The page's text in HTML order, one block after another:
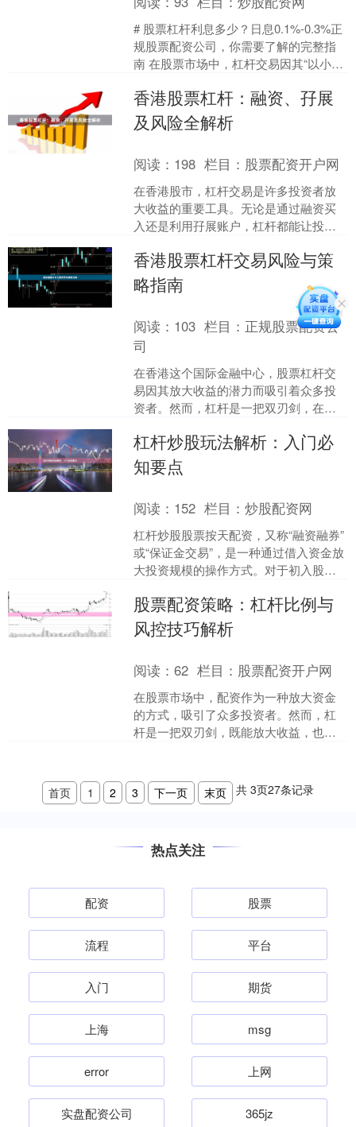
# 股票杠杆利息多少？日息0.1%-0.3%正
规股票配资公司，你需要了解的完整指
南 在股票市场中，杠杆交易因其“以小博
最关心....
香港股票杠杆：融资、孖展
及风险全解析
阅读： 198 栏目： 股票配资开户网
在香港股市，杠杆交易是许多投资者放
大收益的重要工具。无论是通过融资买
入还是利用孖展账户，杠杆都能让投资
然而，高回报往往伴随着高....
香港股票杠杆交易风险与策
略指南
阅读： 103 栏目： 正规股票配资公
司
在香港这个国际金融中心，股票杠杆交
易因其放大收益的潜力而吸引着众多投
资者。然而，杠杆是一把双刃剑，在放
将为您全面解析香港股票杠....
杠杆炒股玩法解析：入门必
知要点
阅读： 152 栏目：炒股配资网
杠杆炒股股票按天配资，又称“融资融券”
或“保证金交易”，是一种通过借入资金放
大投资规模的操作方式。对于初入股市
法与风险控制要点....
股票配资策略：杠杆比例与
风控技巧解析
阅读：62 栏目： 股票配资开户网
在股票市场中，配资作为一种放大资金
的方式，吸引了众多投资者。然而，杠
杆是一把双刃剑，既能放大收益，也可
首页 1 2 3 下一页 末页 共 3页27条记录
热点关注
配资 股票
流程 平台
入门 期货
上海 msg
error 上网
实盘配资公司 365jz